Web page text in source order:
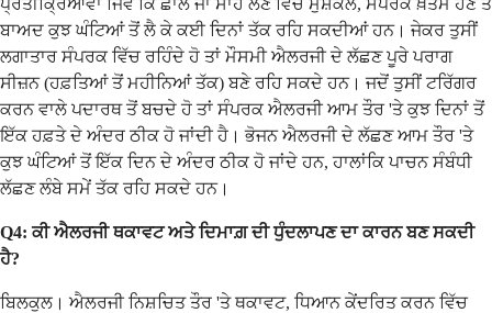
ਪ੍ਰਤੀਕ੍ਰਿਆਵਾਂ ਜਿਵੇਂ ਕਿ ਛਾਲੇ ਜਾਂ ਸਾਹ ਲੈਣ ਵਿੱਚ ਮੁਸ਼ਕਲ, ਸੰਪਰਕ ਖ਼ਤਮ ਹੋਣ ਤੋਂ
ਬਾਅਦ ਕੁਝ ਘੰਟਿਆਂ ਤੋਂ ਲੈ ਕੇ ਕਈ ਦਿਨਾਂ ਤੱਕ ਰਹਿ ਸਕਦੀਆਂ ਹਨ। ਜੇਕਰ ਤੁਸੀਂ
ਲਗਾਤਾਰ ਸੰਪਰਕ ਵਿੱਚ ਰਹਿੰਦੇ ਹੋ ਤਾਂ ਮੌਸਮੀ ਐਲਰਜੀ ਦੇ ਲੱਛਣ ਪੂਰੇ ਪਰਾਗ
ਸੀਜ਼ਨ (ਹਫ਼ਤਿਆਂ ਤੋਂ ਮਹੀਨਿਆਂ ਤੱਕ) ਬਣੇ ਰਹਿ ਸਕਦੇ ਹਨ। ਜਦੋਂ ਤੁਸੀਂ ਟਰਿੱਗਰ
ਕਰਨ ਵਾਲੇ ਪਦਾਰਥ ਤੋਂ ਬਚਦੇ ਹੋ ਤਾਂ ਸੰਪਰਕ ਐਲਰਜੀ ਆਮ ਤੌਰ 'ਤੇ ਕੁਝ ਦਿਨਾਂ ਤੋਂ
ਇੱਕ ਹਫ਼ਤੇ ਦੇ ਅੰਦਰ ਠੀਕ ਹੋ ਜਾਂਦੀ ਹੈ। ਭੋਜਨ ਐਲਰਜੀ ਦੇ ਲੱਛਣ ਆਮ ਤੌਰ 'ਤੇ
ਕੁਝ ਘੰਟਿਆਂ ਤੋਂ ਇੱਕ ਦਿਨ ਦੇ ਅੰਦਰ ਠੀਕ ਹੋ ਜਾਂਦੇ ਹਨ, ਹਾਲਾਂਕਿ ਪਾਚਨ ਸੰਬੰਧੀ
ਲੱਛਣ ਲੰਬੇ ਸਮੇਂ ਤੱਕ ਰਹਿ ਸਕਦੇ ਹਨ।
Q4: ਕੀ ਐਲਰਜੀ ਥਕਾਵਟ ਅਤੇ ਦਿਮਾਗ਼ ਦੀ ਧੁੰਦਲਾਪਣ ਦਾ ਕਾਰਨ ਬਣ ਸਕਦੀ
ਹੈ?
ਬਿਲਕੁਲ। ਐਲਰਜੀ ਨਿਸ਼ਚਿਤ ਤੌਰ 'ਤੇ ਥਕਾਵਟ, ਧਿਆਨ ਕੇਂਦਰਿਤ ਕਰਨ ਵਿੱਚ